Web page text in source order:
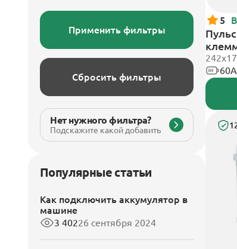
Применить фильтры
Сбросить фильтры
Нет нужного фильтра?
Подскажите какой добавить
Популярные статьи
Как подключить аккумулятор в
машине
3 40226 сентября 2024
5